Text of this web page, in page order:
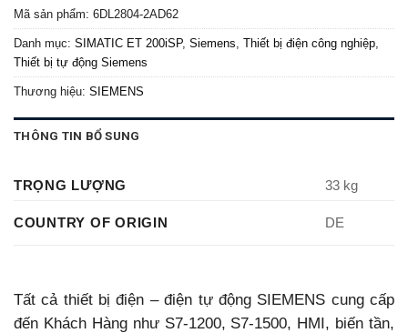
Mã sản phẩm: 6DL2804-2AD62
Danh mục: SIMATIC ET 200iSP, Siemens Thiết bị điện công nghiệp
Thiết bị tự động Siemens
Thương hiệu: SIEMENS
THÔNG TIN BỔ SUNG
TRỌNG LƯỢNG 33 kg
COUNTRY OF ORIGIN DE
Tất cả thiết bị điện – điện tự động SIEMENS cung cấp
đến Khách Hàng như S7-1200, S7-1500, HMI, biến tần,